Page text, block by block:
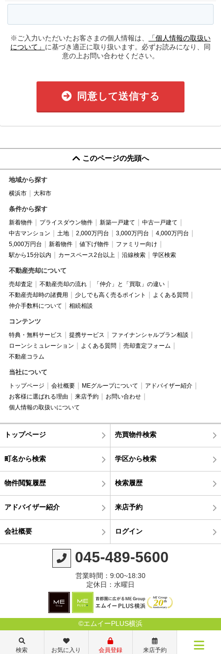
※ご入力いただいたお客さまの個人情報は、
「個人情報の取扱い
について」 に基づき適正に取り扱います。必ずお読みになり、同
意の上お問い合わせください。
同意して送信する
このページの先頭へ
地域から探す
横浜市 大和市
条件から探す
新着物件 プライスダウン物件 新築一戸建て
中古一戸建て
中古マンション
土地 2,000万円台 3,000万円台
4,000万円台
5,000万円台
新着物件 値下げ物件
ファミリー向け
駅から15分以内
カースペース2台以上 沿線検索 学区検索
不動産売却について
売却査定 不動産売却の流れ
「仲介」と「買取」の違い
不動産売却時の諸費用
少しでも高く売るポイント
よくある質問
仲介手数料について
相続相談
コンテンツ
特典・無料サービス 提携サービス
ファイナンシャルプラン相談
ローンシミュレーション
よくある質問
売却査定フォーム
不動産コラム
当社について
トップページ 会社概要 MEグループについて
アドバイザー紹介
お客様に選ばれる理由
来店予約
お問い合わせ
個人情報の取扱いについて
トップページ 売買物件検索
町名から検索 学区から検索
物件閲覧履歴 検索履歴
アドバイザー紹介 来店予約
会社概要 ログイン
045-489-5600
営業時間：9:00~18:30
定休日：水曜日
©エムイーPLUS横浜
検索 お気に入り 会員登録 来店予約